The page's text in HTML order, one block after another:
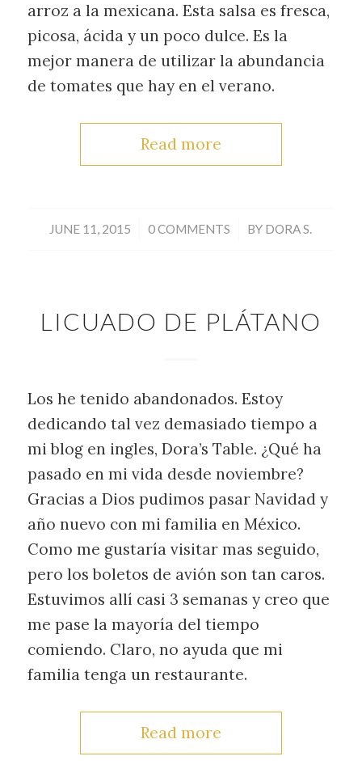
arroz a la mexicana. Esta salsa es fresca,
picosa, ácida y un poco dulce. Es la
mejor manera de utilizar la abundancia
de tomates que hay en el verano.
Read more
JUNE 11, 2015
/ 0 COMMENTS
/ BY DORA S.
LICUADO DE PLÁTANO
Los he tenido abandonados. Estoy
dedicando tal vez demasiado tiempo a
mi blog en ingles, Dora’s Table. ¿Qué ha
pasado en mi vida desde noviembre?
Gracias a Dios pudimos pasar Navidad y
año nuevo con mi familia en México.
Como me gustaría visitar mas seguido,
pero los boletos de avión son tan caros.
Estuvimos allí casi 3 semanas y creo que
me pase la mayoría del tiempo
comiendo. Claro, no ayuda que mi
familia tenga un restaurante.
Read more